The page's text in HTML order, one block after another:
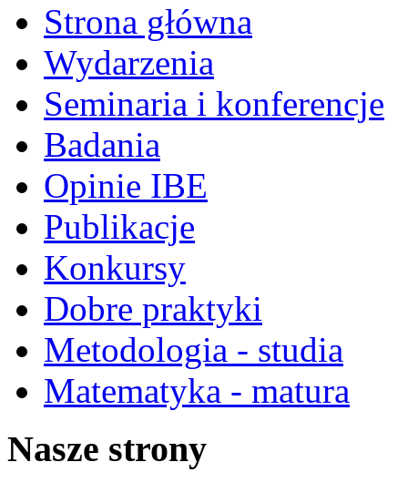
Strona główna
Wydarzenia
Seminaria i konferencje
Badania
Opinie IBE
Publikacje
Konkursy
Dobre praktyki
Metodologia - studia
Matematyka - matura
Nasze strony